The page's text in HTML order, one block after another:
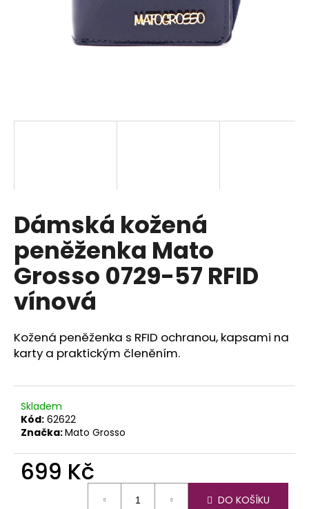
Dámská kožená
peněženka Mato
Grosso 0729-57 RFID
vínová
Kožená peněženka s RFID ochranou, kapsami na
karty a praktickým členěním.
Skladem
Kód: 62622
Značka:Mato Grosso
699 Kč
DO KOŠÍKU
D
o
p
o
r
u
č
j
e
e